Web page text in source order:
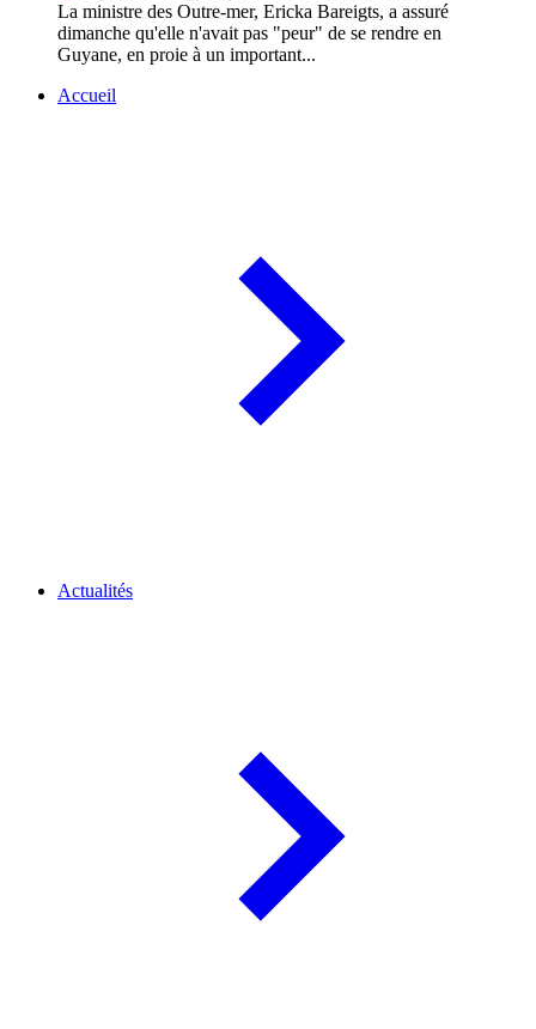
La ministre des Outre-mer, Ericka Bareigts, a assuré
dimanche qu'elle n'avait pas "peur" de se rendre en
Guyane, en proie à un important...
Accueil
Actualités